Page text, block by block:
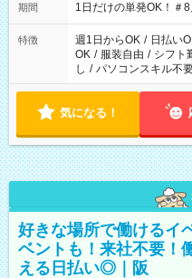
期間 1日だけの単発OK！＃
特徴 週1日からOK / 日払い
OK / 服装自由 / シフト
し / パソコンスキル不
気になる！
好きな場所で働けるイ
ベントも！来社不要！
える日払い◎｜阪